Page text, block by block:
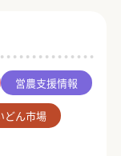
営農支援情報
どん市場